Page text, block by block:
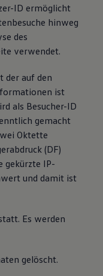
ID ermöglicht
hinweg
des
verwendet.
der auf den
ist
als Besucher-ID
gemacht
Oktette
(DF)
gekürzte IP-
und damit ist
Es werden
gelöscht.